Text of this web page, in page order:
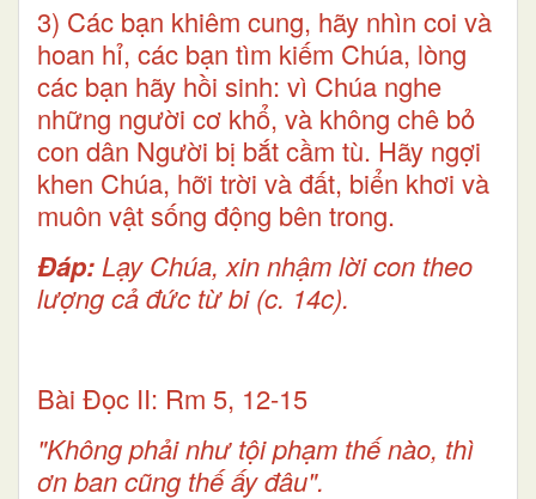
3) Các bạn khiêm cung, hãy nhìn coi và
hoan hỉ, các bạn tìm kiếm Chúa, lòng
các bạn hãy hồi sinh: vì Chúa nghe
những người cơ khổ, và không chê bỏ
con dân Người bị bắt cầm tù. Hãy ngợi
khen Chúa, hỡi trời và đất, biển khơi và
muôn vật sống động bên trong.
Ðáp: Lạy Chúa, xin nhậm lời con theo
lượng cả đức từ bi (c. 14c).
Bài Ðọc II: Rm 5, 12-15
"Không phải như tội phạm thế nào, thì
ơn ban cũng thế ấy đâu".